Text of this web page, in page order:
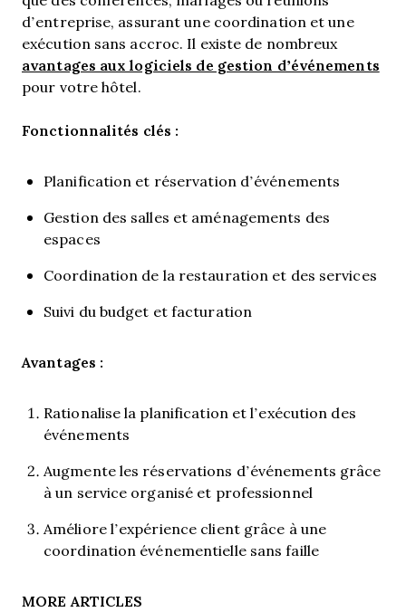
d’entreprise, assurant une coordination et une
exécution sans accroc. Il existe de nombreux
avantages aux logiciels de gestion d’événements
pour votre hôtel.
Fonctionnalités clés :
Planification et réservation d’événements
Gestion des salles et aménagements des
espaces
Coordination de la restauration et des services
Suivi du budget et facturation
Avantages :
Rationalise la planification et l’exécution des
événements
Augmente les réservations d’événements grâce
à un service organisé et professionnel
Améliore l’expérience client grâce à une
coordination événementielle sans faille
MORE ARTICLES